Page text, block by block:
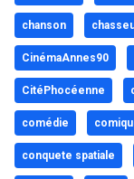
chanson
CinémaAnnes90
CitéPhocéenne
comédie
conquete spatiale